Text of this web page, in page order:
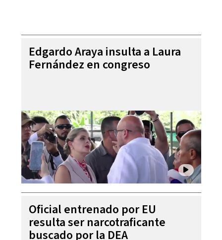
Edgardo Araya insulta a Laura
Fernández en congreso
Oficial entrenado por EU
resulta ser narcotraficante
buscado por la DEA